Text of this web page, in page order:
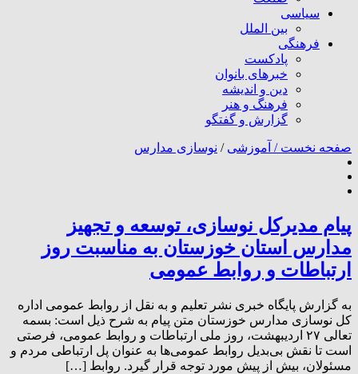
سیاسی
بین الملل
فرهنگی
پادکست
خبرهای بانوان
دین و اندیشه
فرهنگ و هنر
گزارش و گفتگو
صفحه نخست / آموزشی / نوسازی مدارس
پیام مدیرکل نوسازی، توسعه و تجهیز
مدارس استان خوزستان به مناسبت روز
ارتباطات و روابط عمومی
به گزارش پایگاه خبری نشر تعلیم و به نقل از روابط‌ عمومی اداره
کل نوسازی مدارس خوزستان متن پیام به شرح ذیل است: بسمه
تعالی ۲۷ اردیبهشت، روز ملی ارتباطات و روابط عمومی، فرصتی
است تا نقش بی‌بدیل روابط عمومی‌ها به عنوان پل ارتباطی مردم و
مسئولان، بیش از پیش مورد توجه قرار گیرد. روابط […]